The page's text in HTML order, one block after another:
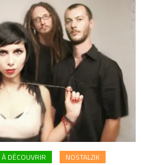
DÉCOUVRIR NOSTALZIK